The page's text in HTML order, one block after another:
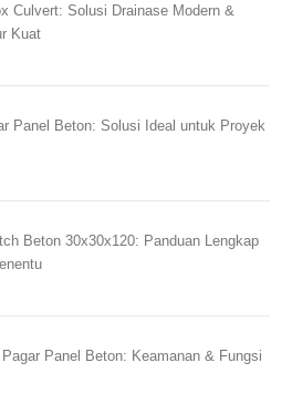
Culvert: Solusi Drainase Modern &
Kuat
Panel Beton: Solusi Ideal untuk Proyek
Beton 30x30x120: Panduan Lengkap
Panel Beton: Keamanan & Fungsi